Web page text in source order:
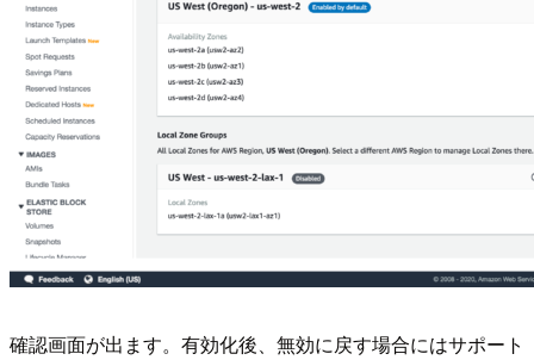
確認画面が出ます。有効化後、無効に戻す場合にはサポート